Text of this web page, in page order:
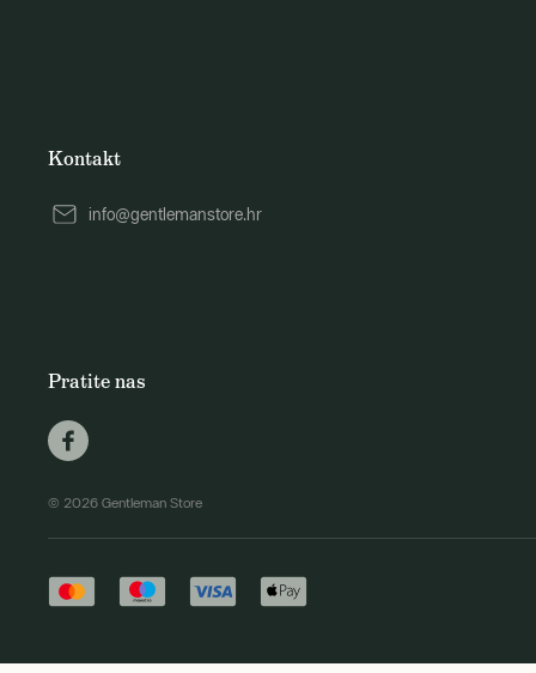
Kontakt
info@gentlemanstore.hr
Pratite nas
© 2026 Gentleman Store